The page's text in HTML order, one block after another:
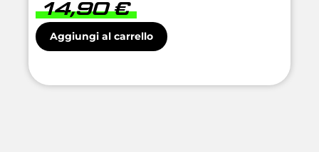
14,90€
Aggiungi al carrello